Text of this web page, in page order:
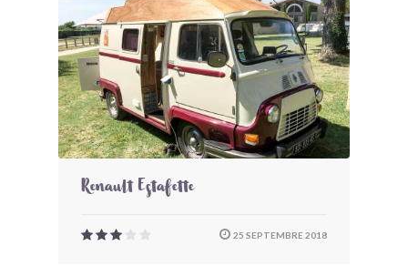
Renault Estafette
25 SEPTEMBRE 2018